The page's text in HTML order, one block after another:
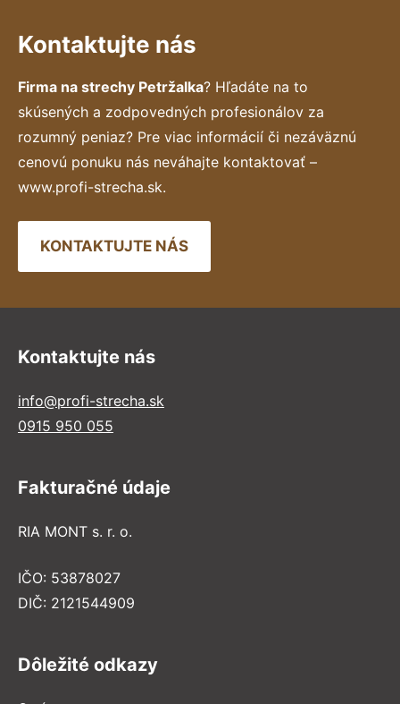
Kontaktujte nás
Firma na strechy Petržalka? Hľadáte na to
skúsených a zodpovedných profesionálov za
rozumný peniaz? Pre viac informácií či nezáväznú
cenovú ponuku nás neváhajte kontaktovať –
www.profi-strecha.sk.
KONTAKTUJTE NÁS
Kontaktujte nás
info@profi-strecha.sk
0915 950 055
Fakturačné údaje
RIA MONT s. r. o.
IČO: 53878027
DIČ: 2121544909
Dôležité odkazy